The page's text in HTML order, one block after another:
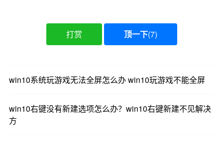
打赏 顶一下(7)
win10系统玩游戏无法全屏怎么办 win10玩游戏不能全屏
win10右键没有新建选项怎么办？win10右键新建不见解决
方